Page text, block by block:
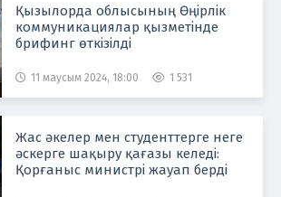
Қызылорда облысының Өңірлік
коммуникациялар қызметінде
брифинг өткізілді
11 маусым 2024, 18:00 1 531
Жас әкелер мен студенттерге неге
әскерге шақыру қағазы келеді:
Қорғаныс министрі жауап берді